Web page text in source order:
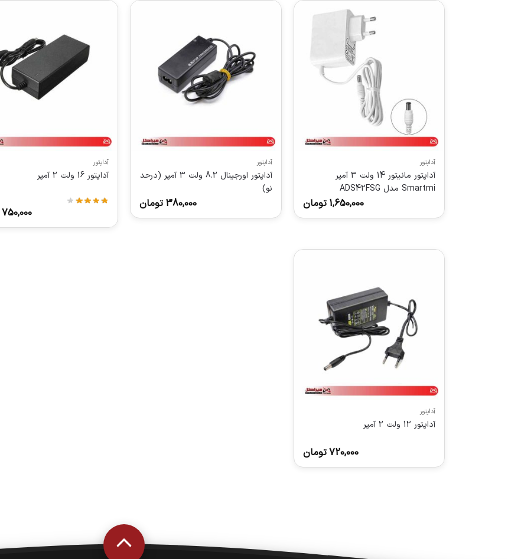
آداپتور
آداپتور مانیتور 14 ولت 3 آمپر
Smartmi مدل ADS42FSG
1,650,000 تومان
آداپتور
آداپتور اورجینال 8.2 ولت 3 آمپر (درحد
نو)
380,000 تومان
آداپتور
آداپتور 16 ولت 2 آمپر
750,000
آداپتور
آداپتور 12 ولت 2 آمپر
720,000تومان